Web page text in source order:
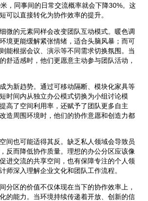
，同事间的日常交流概率就会下降30%。这
可以直接转化为协作效率的提升。
微的元素同样会改变团队互动模式。暖色调
境更能缓解紧张情绪，适合头脑风暴；而可
能根据会议、演示等不同需求切换氛围。当
舒适感时，他们更愿意主动参与团队活动，
为新趋势。通过可移动隔断、模块化家具等
时间内从独立办公模式切换为小组讨论模
高了空间利用率，还赋予了团队更多自主
造周围环境时，他们的协作意愿和创造力都
间也可能适得其反。缺乏私人领域会导致员
反而降低协作质量。理想的办公分区应该像
进交流的共享空间，也有保障专注的个人领
师深入理解企业文化和团队工作流程。
分区的价值不仅体现在当下的协作效率上，
的能力。当环境持续传递着开放、创新的信